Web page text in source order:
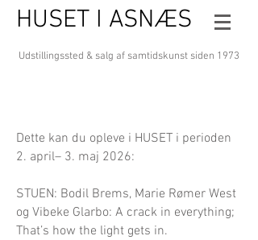
HUSET I ASNÆS
Udstillingssted & salg af samtidskunst siden 1973
Dette kan du opleve i HUSET i perioden
2. april– 3. maj 2026:
STUEN: Bodil Brems, Marie Rømer West
og Vibeke Glarbo: A crack in everything;
That’s how the light gets in.